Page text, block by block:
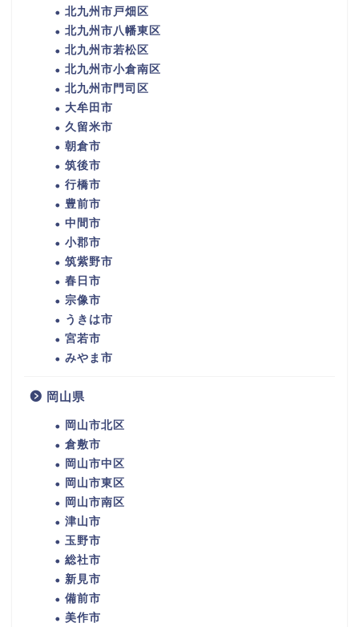
北九州市戸畑区
北九州市八幡東区
北九州市若松区
北九州市小倉南区
北九州市門司区
大牟田市
久留米市
朝倉市
筑後市
行橋市
豊前市
中間市
小郡市
筑紫野市
春日市
宗像市
うきは市
宮若市
みやま市
岡山県
岡山市北区
倉敷市
岡山市中区
岡山市東区
岡山市南区
津山市
玉野市
総社市
新見市
備前市
美作市